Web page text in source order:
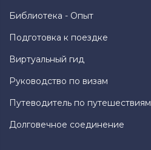
Библиотека - Опыт
Подготовка к поездке
Виртуальный гид
Руководство по визам
Путеводитель по
Долговечное соединение